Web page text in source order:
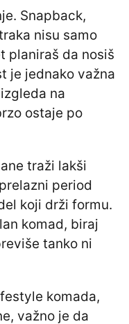
Snapback,
nisu samo
planiraš da nosiš
je jednako važna
na
ostaje po
traži lakši
period
koji drži formu.
komad, biraj
tanko ni
komada,
važno je da